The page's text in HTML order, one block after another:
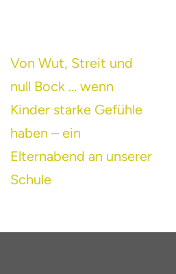
Beitragsnavigation
Von Wut, Streit und
null Bock … wenn
Kinder starke Gefühle
haben – ein
Elternabend an unserer
Schule